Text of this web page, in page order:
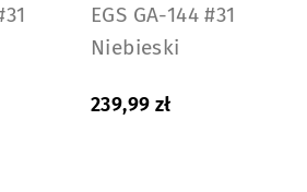
EGS GA-144 #31
Niebieski
239,99 zł